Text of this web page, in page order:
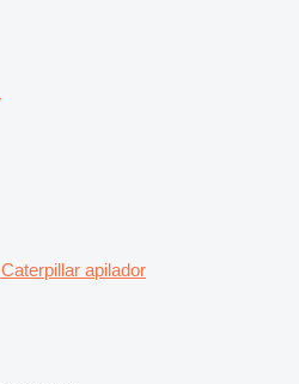
Caterpillar apilador